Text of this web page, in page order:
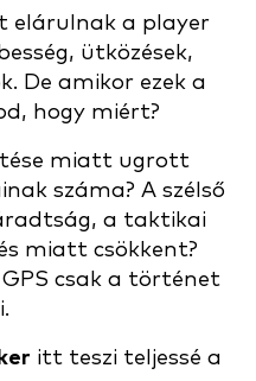
elárulnak a player
ütközések,
De amikor ezek a
hogy miért?
miatt ugrott
száma? A szélső
a taktikai
miatt csökkent?
csak a történet
itt teszi teljessé a